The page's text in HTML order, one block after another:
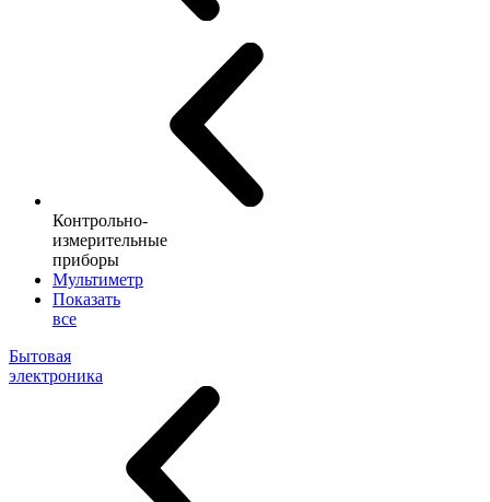
Контрольно-
измерительные
приборы
Мультиметр
Показать
все
Бытовая
электроника